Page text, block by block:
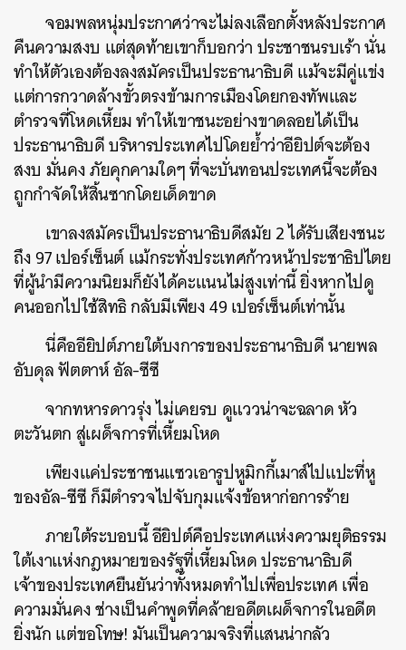
จอมพลหนุ่มประกาศว่าจะไม่ลงเลือกตั้งหลังประกาศ
คืนความสงบ แต่สุดท้ายเขาก็บอกว่า ประชาชนรบเร้า นั่น
ทำให้ตัวเองต้องลงสมัครเป็นประธานาธิบดี แม้จะมีคู่แข่ง
แต่การกวาดล้างขั้วตรงข้ามการเมืองโดยกองทัพและ
ตำรวจที่โหดเหี้ยม ทำให้เขาชนะอย่างขาดลอยได้เป็น
ประธานาธิบดี บริหารประเทศไปโดยย้ำว่าอียิปต์จะต้อง
สงบ มั่นคง ภัยคุกคามใดๆ ที่จะบั่นทอนประเทศนี้จะต้อง
ถูกกำจัดให้สิ้นซากโดยเด็ดขาด
เขาลงสมัครเป็นประธานาธิบดีสมัย 2 ได้รับเสียงชนะ
ถึง 97 เปอร์เซ็นต์ แม้กระทั่งประเทศก้าวหน้าประชาธิปไตย
ที่ผู้นำมีความนิยมก็ยังได้คะแนนไม่สูงเท่านี้ ยิ่งหากไปดู
คนออกไปใช้สิทธิ กลับมีเพียง 49 เปอร์เซ็นต์เท่านั้น
นี่คืออียิปต์ภายใต้บงการของประธานาธิบดี นายพล
อับดุล ฟัตตาห์ อัล-ซีซี
จากทหารดาวรุ่ง ไม่เคยรบ ดูแววน่าจะฉลาด หัว
ตะวันตก สู่เผด็จการที่เหี้ยมโหด
เพียงแค่ประชาชนแซวเอารูปหูมิกกี้เมาส์ไปแปะที่หู
ของอัล-ซีซี ก็มีตำรวจไปจับกุมแจ้งข้อหาก่อการร้าย
ภายใต้ระบอบนี้ อียิปต์คือประเทศแห่งความยุติธรรม
ใต้เงาแห่งกฎหมายของรัฐที่เหี้ยมโหด ประธานาธิบดี
เจ้าของประเทศยืนยันว่าทั้งหมดทำไปเพื่อประเทศ เพื่อ
ความมั่นคง ช่างเป็นคำพูดที่คล้ายอดีตเผด็จการในอดีต
ยิ่งนัก แต่ขอโทษ! มันเป็นความจริงที่แสนน่ากลัว
ค้นหา